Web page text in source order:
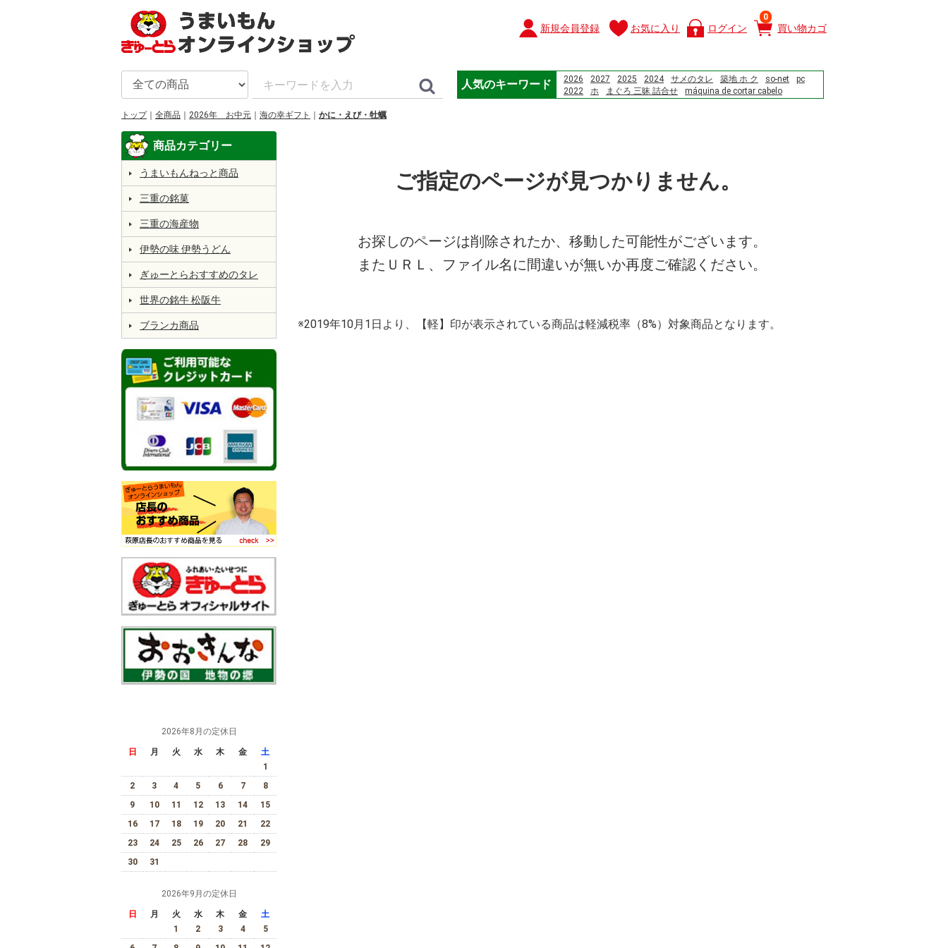
買い物カゴ
0
新規会員登録 お気に入り ログイン
人気のキーワード 2026 2027 2025 2024 サメのタレ 築地 ホ ク so-net
pc
2022
ホ まぐろ 三昧 詰合せ
máquina de cortar cabelo
トップ 全商品 2026年 お中元 海の幸ギフト かに・えび・牡蠣
うまいもんねっと商品
三重の銘菓
三重の海産物
伊勢の味 伊勢うどん
ぎゅーとらおすすめのタレ
世界の銘牛 松阪牛
ブランカ商品
2026年8月の定休日
日 月 火 水 木 金
土
1
2
3 4 5 6 7
8
9
10 11 12 13 14
15
16
17 18 19 20 21
22
23
24 25 26 27 28
29
30
31
2026年9月の定休日
日 月 火 水 木 金
土
1
2 3 4
5
ご指定のページが見つかりません。
お探しのページは削除されたか、移動した可能性がございます。
またＵＲＬ、ファイル名に間違いが無いか再度ご確認ください。
※2019年10月1日より、【軽】印が表示されている商品は軽減税率（8%）対象商品となります。